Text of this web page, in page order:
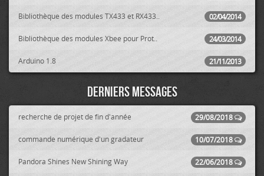
02/04/2014
Bibliothèque des modules TX433 et RX433..
24/03/2014
Bibliothèque des modules Xbee pour Prot..
21/11/2013
Arduino 1.8
Derniers messages
29/08/2018
recherche de projet de fin d'année
10/07/2018
commande numérique d'un gradateur
22/06/2018
Pandora Shines New Shining Way